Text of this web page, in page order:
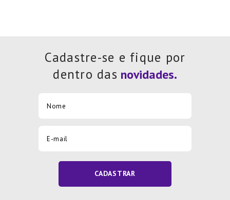
Cadastre-se e fique por
dentro das
CADASTRAR